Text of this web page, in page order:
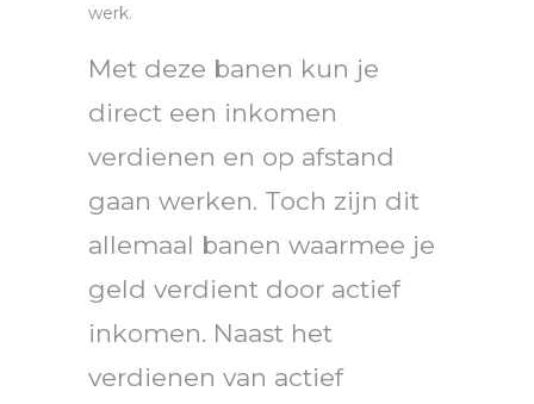
werk.
Met deze banen kun je
direct een inkomen
verdienen en op afstand
gaan werken. Toch zijn dit
allemaal banen waarmee je
geld verdient door actief
inkomen. Naast het
verdienen van actief